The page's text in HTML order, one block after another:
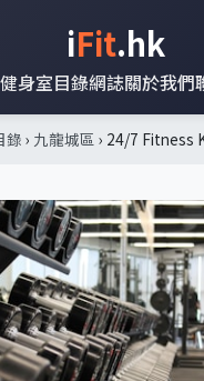
iFit.hk
健身室目錄網誌關於我們
錄 › 九龍城區 › 24/7 Fitness